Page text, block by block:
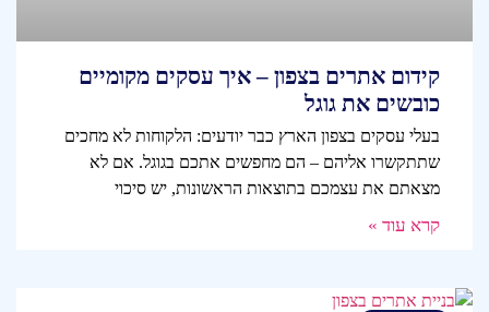
קידום אתרים בצפון – איך עסקים מקומיים
כובשים את גוגל
בעלי עסקים בצפון הארץ כבר יודעים: הלקוחות לא מחכים
שתתקשרו אליהם – הם מחפשים אתכם בגוגל. אם לא
מצאתם את עצמכם בתוצאות הראשונות, יש סיכוי
קרא עוד »